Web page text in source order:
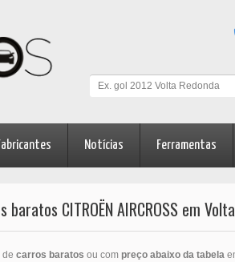
Notícias Ferramentas
baratos CITROËN AIRCROSS em
de carros baratos ou com preço abaixo da tabela